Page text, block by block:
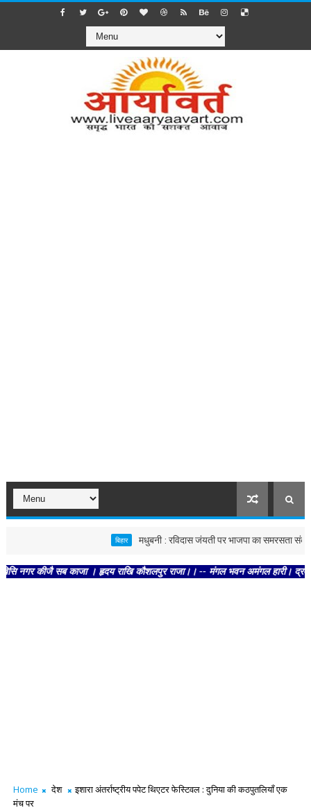
मधुबनी : रविदास जंयती पर भाजपा का समरसता संकल्प
कीजै सब काजा । हृदय राखि कौशलपुर राजा।। -- मंगल भवन अमंगल हारी। द्रवहु
Home देश
इशारा अंतर्राष्ट्रीय पपेट थिएटर फेस्टिवल : दुनिया की कठपुतलियाँ एक
मंच पर